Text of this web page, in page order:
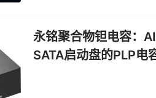
永铭聚合物钽电容：
SATA启动盘的PLP电